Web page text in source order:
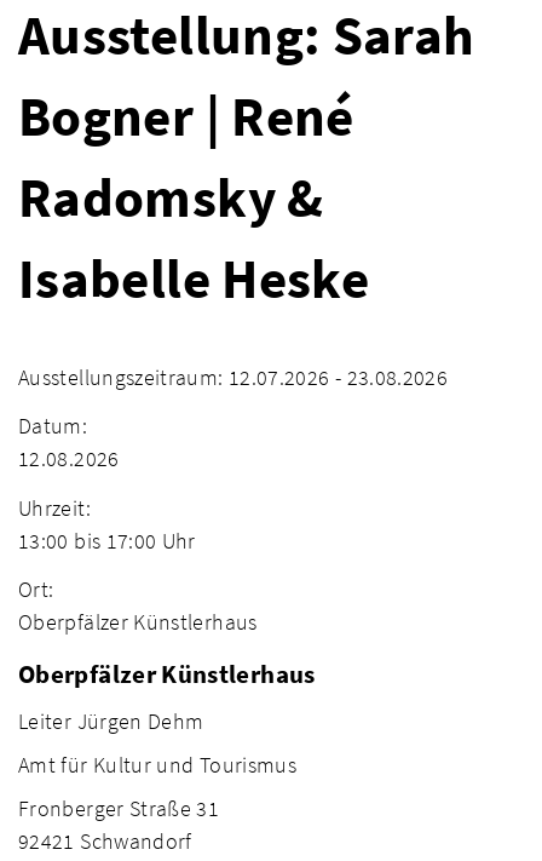
Ausstellung: Sarah
Bogner | René
Radomsky &
Isabelle Heske
Ausstellungszeitraum: 12.07.2026 - 23.08.2026
Datum:
12.08.2026
Uhrzeit:
13:00 bis 17:00 Uhr
Ort:
Oberpfälzer Künstlerhaus
Oberpfälzer Künstlerhaus
Leiter Jürgen Dehm
Amt für Kultur und Tourismus
Fronberger Straße 31
92421 Schwandorf